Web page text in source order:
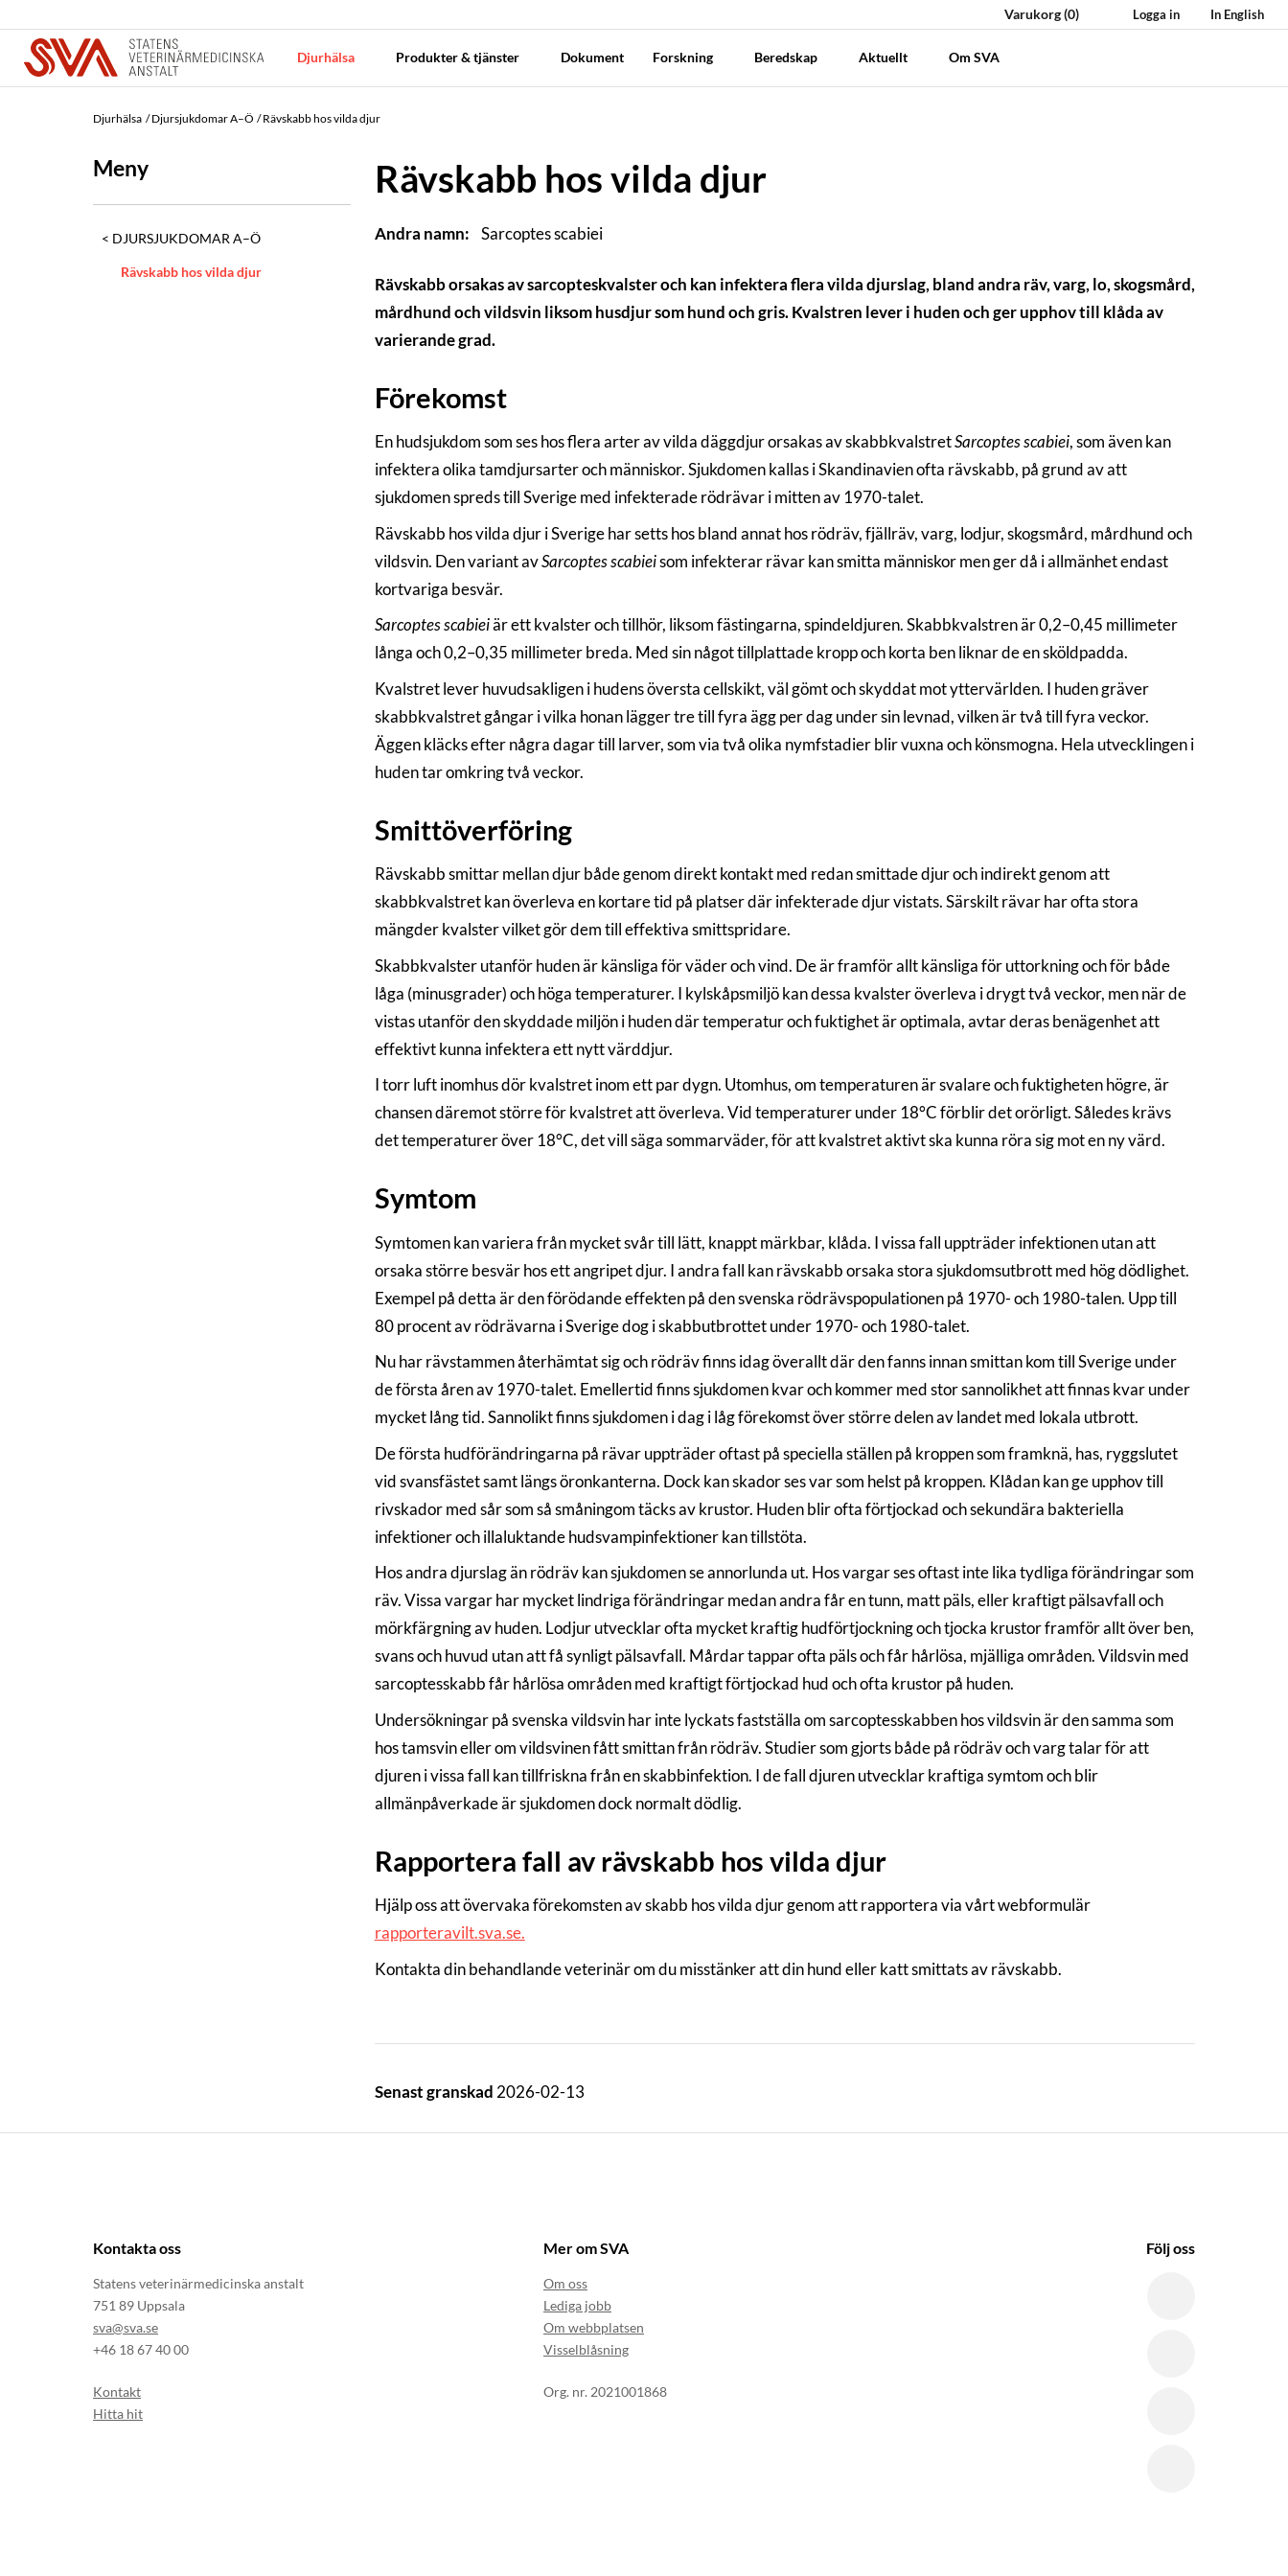
Varukorg(0) Logga in In English
Djurhälsa Produkter & tjänster Dokument Forskning Beredskap Aktuellt Om SVA
Djurhälsa Djursjukdomar A–Ö Rävskabb hos vilda djur
Meny
DJURSJUKDOMAR A–Ö
Rävskabb hos vilda djur
Rävskabb hos vilda djur
Andra namn: Sarcoptes scabiei
Rävskabb orsakas av sarcopteskvalster och kan infektera flera vilda djurslag, bland andra räv, varg, lo, skogsmård,
mårdhund och vildsvin liksom husdjur som hund och gris. Kvalstren lever i huden och ger upphov till klåda av
varierande grad.
Förekomst
En hudsjukdom som ses hos flera arter av vilda däggdjur orsakas av skabbkvalstretSarcoptes scabiei, som även kan
infektera olika tamdjursarter och människor. Sjukdomen kallas i Skandinavien ofta rävskabb, på grund av att
sjukdomen spreds till Sverige med infekterade rödrävar i mitten av 1970-talet.
Rävskabb hos vilda djur i Sverige har setts hos bland annat hos rödräv, fjällräv, varg, lodjur, skogsmård, mårdhund och
vildsvin. Den variant avSarcoptes scabieisom infekterar rävar kan smitta människor men ger då i allmänhet endast
kortvariga besvär.
Sarcoptes scabieiär ett kvalster och tillhör, liksom fästingarna, spindeldjuren. Skabbkvalstren är 0,2–0,45 millimeter
långa och 0,2–0,35 millimeter breda. Med sin något tillplattade kropp och korta ben liknar de en sköldpadda.
Kvalstret lever huvudsakligen i hudens översta cellskikt, väl gömt och skyddat mot yttervärlden. I huden gräver
skabbkvalstret gångar i vilka honan lägger tre till fyra ägg per dag under sin levnad, vilken är två till fyra veckor.
Äggen kläcks efter några dagar till larver, som via två olika nymfstadier blir vuxna och könsmogna. Hela utvecklingen i
huden tar omkring två veckor.
Smittöverföring
Rävskabb smittar mellan djur både genom direkt kontakt med redan smittade djur och indirekt genom att
skabbkvalstret kan överleva en kortare tid på platser där infekterade djur vistats. Särskilt rävar har ofta stora
mängder kvalster vilket gör dem till effektiva smittspridare.
Skabbkvalster utanför huden är känsliga för väder och vind. De är framför allt känsliga för uttorkning och för både
låga (minusgrader) och höga temperaturer. I kylskåpsmiljö kan dessa kvalster överleva i drygt två veckor, men när de
vistas utanför den skyddade miljön i huden där temperatur och fuktighet är optimala, avtar deras benägenhet att
effektivt kunna infektera ett nytt värddjur.
I torr luft inomhus dör kvalstret inom ett par dygn. Utomhus, om temperaturen är svalare och fuktigheten högre, är
chansen däremot större för kvalstret att överleva. Vid temperaturer under 18°C förblir det orörligt. Således krävs
det temperaturer över 18°C, det vill säga sommarväder, för att kvalstret aktivt ska kunna röra sig mot en ny värd.
Symtom
Symtomen kan variera från mycket svår till lätt, knappt märkbar, klåda. I vissa fall uppträder infektionen utan att
orsaka större besvär hos ett angripet djur. I andra fall kan rävskabb orsaka stora sjukdomsutbrott med hög dödlighet.
Exempel på detta är den förödande effekten på den svenska rödrävspopulationen på 1970- och 1980-talen. Upp till
80 procent av rödrävarna i Sverige dog i skabbutbrottet under 1970- och 1980-talet.
Nu har rävstammen återhämtat sig och rödräv finns idag överallt där den fanns innan smittan kom till Sverige under
de första åren av 1970-talet. Emellertid finns sjukdomen kvar och kommer med stor sannolikhet att finnas kvar under
mycket lång tid. Sannolikt finns sjukdomen i dag i låg förekomst över större delen av landet med lokala utbrott.
De första hudförändringarna på rävar uppträder oftast på speciella ställen på kroppen som framknä, has, ryggslutet
vid svansfästet samt längs öronkanterna. Dock kan skador ses var som helst på kroppen. Klådan kan ge upphov till
rivskador med sår som så småningom täcks av krustor. Huden blir ofta förtjockad och sekundära bakteriella
infektioner och illaluktande hudsvampinfektioner kan tillstöta.
Hos andra djurslag än rödräv kan sjukdomen se annorlunda ut. Hos vargar ses oftast inte lika tydliga förändringar som
räv. Vissa vargar har mycket lindriga förändringar medan andra får en tunn, matt päls, eller kraftigt pälsavfall och
mörkfärgning av huden. Lodjur utvecklar ofta mycket kraftig hudförtjockning och tjocka krustor framför allt över ben,
svans och huvud utan att få synligt pälsavfall. Mårdar tappar ofta päls och får hårlösa, mjälliga områden. Vildsvin med
sarcoptesskabb får hårlösa områden med kraftigt förtjockad hud och ofta krustor på huden.
Undersökningar på svenska vildsvin har inte lyckats fastställa om sarcoptesskabben hos vildsvin är den samma som
hos tamsvin eller om vildsvinen fått smittan från rödräv. Studier som gjorts både på rödräv och varg talar för att
djuren i vissa fall kan tillfriskna från en skabbinfektion. I de fall djuren utvecklar kraftiga symtom och blir
allmänpåverkade är sjukdomen dock normalt dödlig.
Rapportera fall av rävskabb hos vilda djur
Hjälp oss att övervaka förekomsten av skabb hos vilda djur genom att rapportera via vårt webformulär
rapporteravilt.sva.se.
Kontakta din behandlande veterinär om du misstänker att din hund eller katt smittats av rävskabb.
Senast granskad 2026-02-13
Kontakta oss
Statens veterinärmedicinska anstalt
751 89 Uppsala
sva@sva.se
+46 18 67 40 00
Kontakt
Hitta hit
Mer om SVA
Om oss
Lediga jobb
Om webbplatsen
Visselblåsning
Org. nr. 2021001868
Följ oss